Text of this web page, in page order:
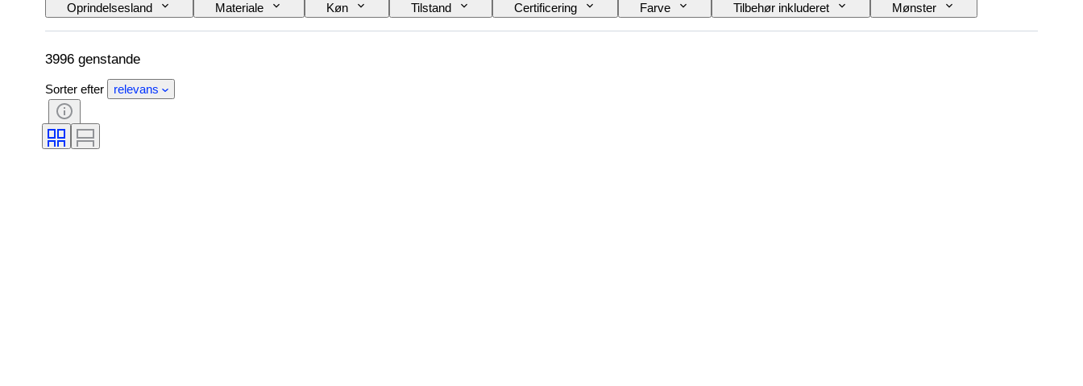
Oprindelsesland
Materiale Køn Tilstand Certificering Farve Tilbehør inkluderet
Mønster
Æra
Størrelse på genstand Model Skostørrelse
3996 genstande
Sorter efter relevans